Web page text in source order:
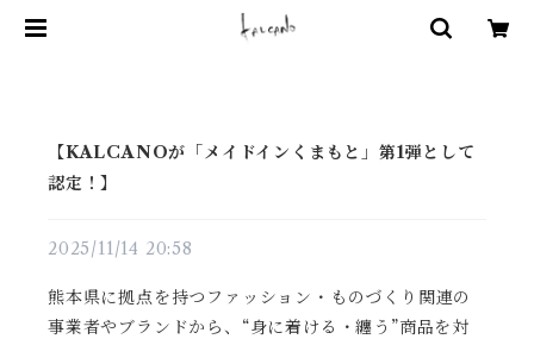
【KALCANOが「メイドインくまもと」第1弾として
認定！】
2025/11/14 20:58
熊本県に拠点を持つファッション・ものづくり関連の
事業者やブランドから、“身に着ける・纏う”商品を対